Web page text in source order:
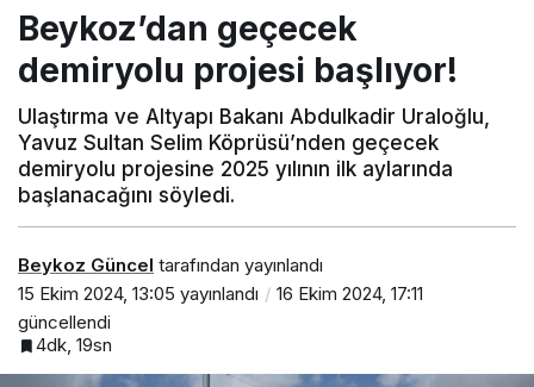
Beykoz’dan geçecek
demiryolu projesi başlıyor!
Ulaştırma ve Altyapı Bakanı Abdulkadir Uraloğlu,
Yavuz Sultan Selim Köprüsü’nden geçecek
demiryolu projesine 2025 yılının ilk aylarında
başlanacağını söyledi.
Beykoz Güncel tarafından yayınlandı
15 Ekim 2024, 13:05 yayınlandı
16 Ekim 2024, 17:11
güncellendi
4dk, 19sn